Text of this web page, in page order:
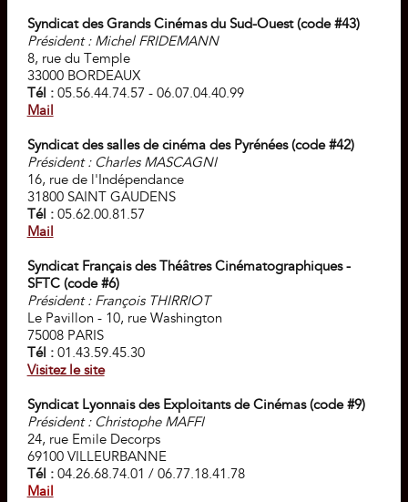
Syndicat des Grands Cinémas du Sud-Ouest (code #43)
Président : Michel FRIDEMANN
8, rue du Temple
33000 BORDEAUX
Tél :05.56.44.74.57 - 06.07.04.40.99
Mail
Syndicat des salles de cinéma des Pyrénées (code #42)
Président : Charles MASCAGNI
16, rue de l'Indépendance
31800 SAINT GAUDENS
Tél :05.62.00.81.57
Mail
Syndicat Français des Théâtres Cinématographiques -
SFTC (code #6)
Président : François THIRRIOT
Le Pavillon - 10, rue Washington
75008 PARIS
Tél :01.43.59.45.30
Visitez le site
Syndicat Lyonnais des Exploitants de Cinémas (code #9)
Président : Christophe MAFFI
24, rue Emile Decorps
69100 VILLEURBANNE
Tél :04.26.68.74.01 / 06.77.18.41.78
Mail